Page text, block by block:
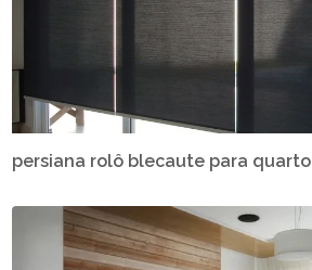
persiana rolô blecaute para quarto